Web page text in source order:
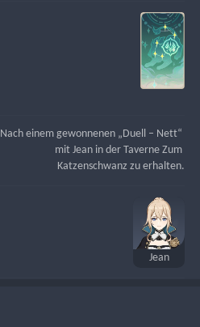
Nach einem gewonnenen „Duell – Nett“
mit Jean in der Taverne Zum
Katzenschwanz zu erhalten.
Jean